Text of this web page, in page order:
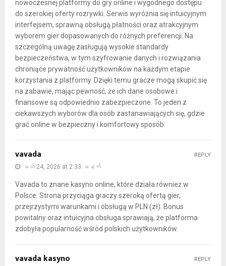
nowoczesnej platformy do gry online i wygodnego dostępu
do szerokiej oferty rozrywki. Serwis wyróżnia się intuicyjnym
interfejsem, sprawną obsługą płatności oraz atrakcyjnym
wyborem gier dopasowanych do różnych preferencji. Na
szczególną uwagę zasługują wysokie standardy
bezpieczeństwa, w tym szyfrowanie danych i rozwiązania
chroniące prywatność użytkowników na każdym etapie
korzystania z platformy. Dzięki temu gracze mogą skupić się
na zabawie, mając pewność, że ich dane osobowe i
finansowe są odpowiednio zabezpieczone. To jeden z
ciekawszych wyborów dla osób zastanawiających się, gdzie
grać online w bezpieczny i komfortowy sposób.
vavada
မတ် 24, 2026 at 2:33 မနက်
Vavada to znane kasyno online, które działa również w
Polsce. Strona przyciąga graczy szeroką ofertą gier,
przejrzystymi warunkami i obsługą w PLN (zł). Bonus
powitalny oraz intuicyjna obsługa sprawiają, że platforma
zdobyła popularność wśród polskich użytkowników.
REPLY
vavada kasyno REPLY